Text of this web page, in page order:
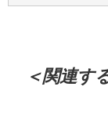
＜関連す